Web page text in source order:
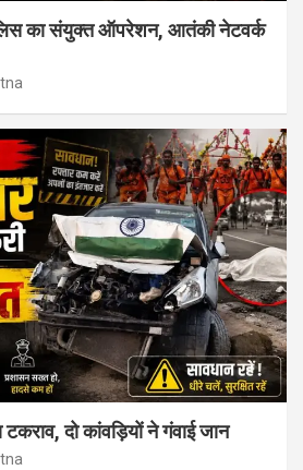
का संयुक्त ऑपरेशन, आतंकी नेटवर्क
दो कांवड़ियों ने गंवाई जान